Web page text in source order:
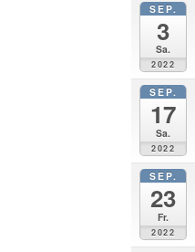
SEP.
3
Sa.
2022
SEP.
17
Sa.
2022
SEP.
23
Fr.
2022